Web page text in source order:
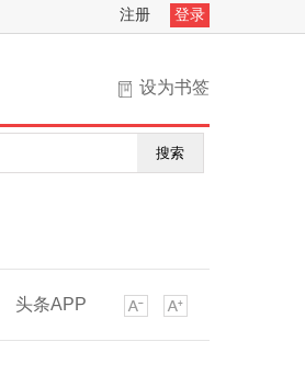
注册 登录
设为书签
搜索
头条APP